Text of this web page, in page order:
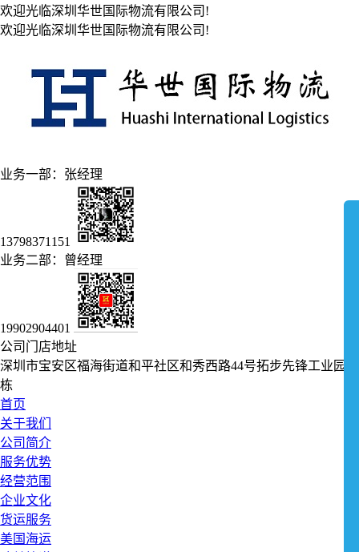
欢迎光临深圳华世国际物流有限公司!
欢迎光临深圳华世国际物流有限公司!
业务一部：张经理
13798371151
业务二部：曾经理
19902904401
公司门店地址
深圳市宝安区福海街道和平社区和秀西路44号拓步先锋工业园1
栋
首页
关于我们
公司简介
服务优势
经营范围
企业文化
货运服务
美国海运